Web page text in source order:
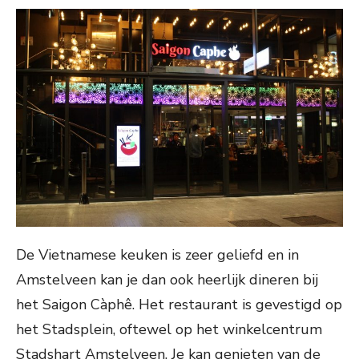
De Vietnamese keuken is zeer geliefd en in
Amstelveen kan je dan ook heerlijk dineren bij
het Saigon Càphê. Het restaurant is gevestigd op
het Stadsplein, oftewel op het winkelcentrum
Stadshart Amstelveen. Je kan genieten van de